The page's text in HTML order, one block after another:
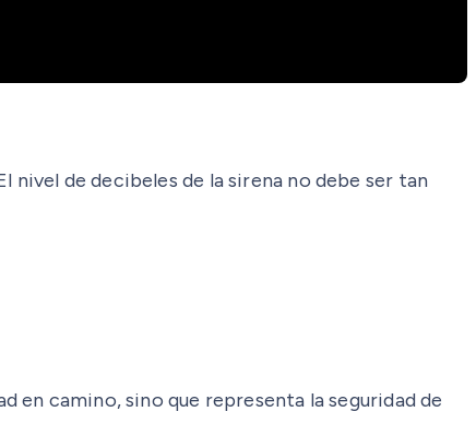
nivel de decibeles de la sirena no debe ser tan
en camino, sino que representa la seguridad de